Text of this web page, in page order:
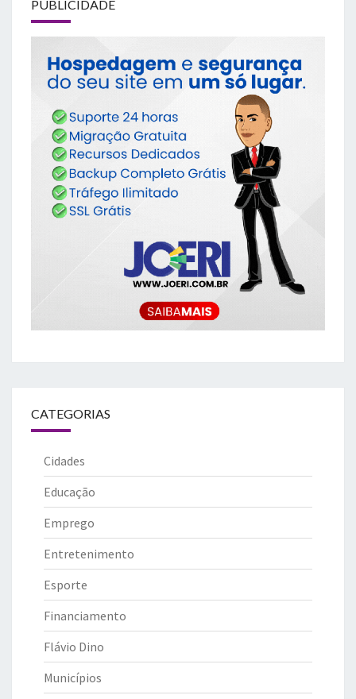
PUBLICIDADE
CATEGORIAS
Cidades
Educação
Emprego
Entretenimento
Esporte
Financiamento
Flávio Dino
Municípios